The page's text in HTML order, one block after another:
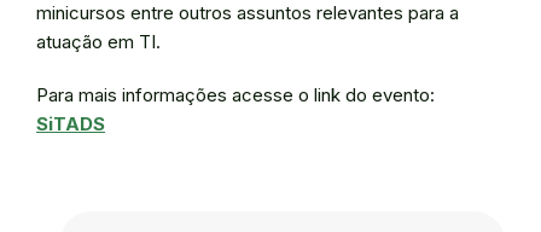
minicursos entre outros assuntos relevantes para a
atuação em TI.
Para mais informações acesse o link do evento:
SiTADS